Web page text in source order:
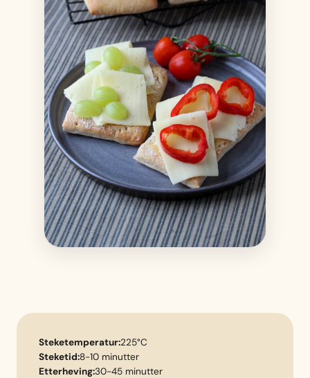
Steketemperatur:225°C
Steketid:8-10 minutter
Etterheving:30-45 minutter